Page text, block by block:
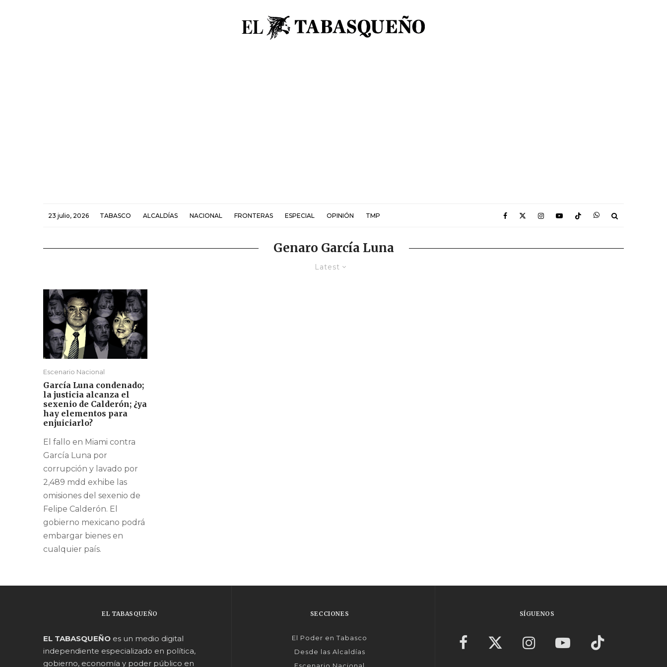
23 julio, 2026 TABASCO ALCALDÍAS NACIONAL FRONTERAS ESPECIAL OPINIÓN TMP
Genaro García Luna
Latest
Escenario Nacional
García Luna condenado;
la justicia alcanza el
sexenio de Calderón; ¿ya
hay elementos para
enjuiciarlo?
El fallo en Miami contra
García Luna por
corrupción y lavado por
2,489 mdd exhibe las
omisiones del sexenio de
Felipe Calderón. El
gobierno mexicano podrá
embargar bienes en
cualquier país.
EL TABASQUEÑO
EL TABASQUEÑO es un medio digital
independiente especializado en política,
gobierno, economía y poder público en
SECCIONES
El Poder en Tabasco
Desde las Alcaldías
SÍGUENOS